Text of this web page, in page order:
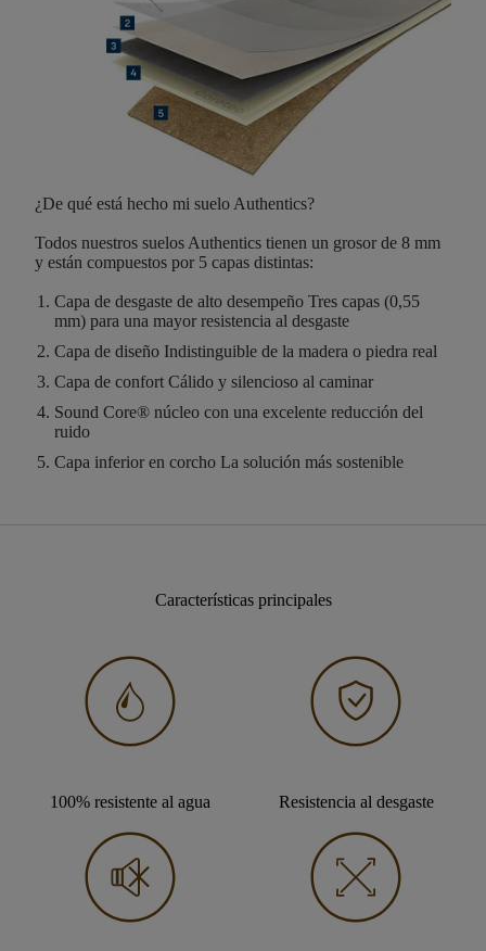
¿De qué está hecho mi suelo Authentics?
Todos nuestros suelos Authentics tienen un grosor de 8 mm
y están compuestos por 5 capas distintas:
Capa de desgaste de alto desempeño Tres capas (0,55
mm) para una mayor resistencia al desgaste
Capa de diseño Indistinguible de la madera o piedra real
Capa de confort Cálido y silencioso al caminar
Sound Core® núcleo con una excelente reducción del
ruido
Capa inferior en corcho La solución más sostenible
Características principales
100% resistente al agua Resistencia al desgaste